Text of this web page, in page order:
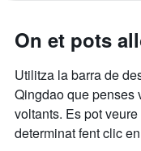
gràfic
té
1
eix
Y
que
mostra
On et pots
Utilitza la barra de
Qingdao que penses
voltants. Es pot
determinat fent clic